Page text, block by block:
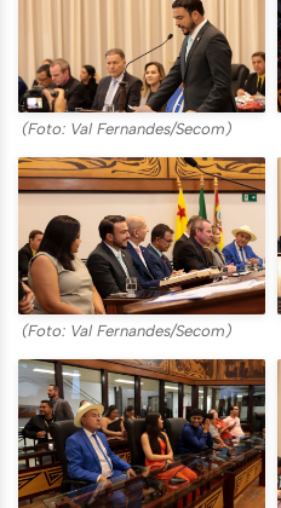
(Foto: Val Fernandes/Secom)
(Foto: Val Fernandes/Secom)